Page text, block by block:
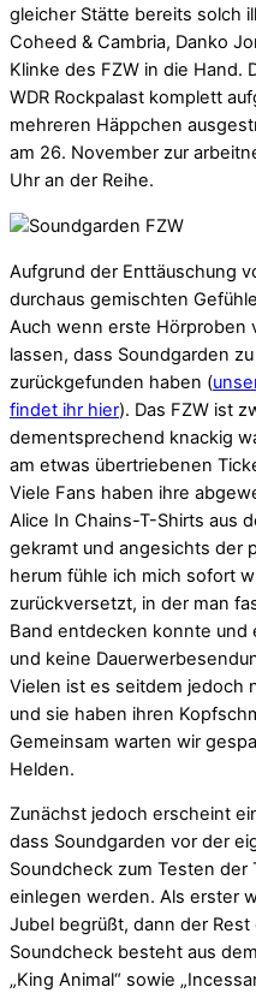
gleicher Stätte bereits solch
Coheed & Cambria, Danko
Klinke des FZW in die Hand.
WDR Rockpalast komplett
mehreren Häppchen
am 26. November zur
Uhr an der Reihe.
Aufgrund der Enttäuschung
durchaus gemischten
Auch wenn erste Hörproben
lassen, dass Soundgarden
zurückgefunden haben (
findet ihr hier). Das FZW ist
dementsprechend knackig
am etwas übertriebenen
Viele Fans haben ihre
Alice In Chains-T-Shirts aus
gekramt und angesichts der
herum fühle ich mich sofort
zurückversetzt, in der man
Band entdecken konnte und
und keine
Vielen ist es seitdem jedoch
und sie haben ihren
Gemeinsam warten wir
Helden.
Zunächst jedoch erscheint
dass Soundgarden vor der
Soundcheck zum Testen
einlegen werden. Als erster
Jubel begrüßt, dann der
Soundcheck besteht aus
„King Animal“ sowie